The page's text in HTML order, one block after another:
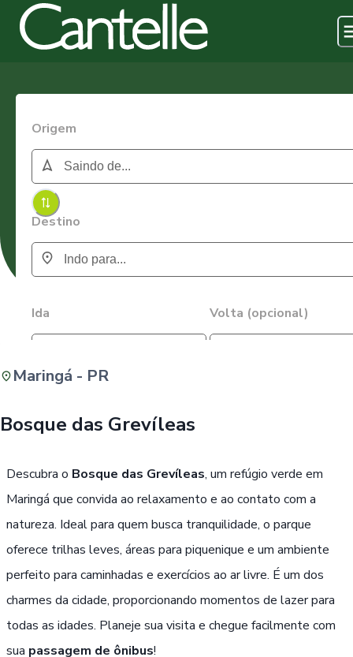
Origem
Destino
Ida Volta (opcional)
Maringá - PR
Bosque das Grevíleas
Descubra o Bosque das Grevíleas, um refúgio verde em
Maringá que convida ao relaxamento e ao contato com a
natureza. Ideal para quem busca tranquilidade, o parque
oferece trilhas leves, áreas para piquenique e um ambiente
perfeito para caminhadas e exercícios ao ar livre. É um dos
charmes da cidade, proporcionando momentos de lazer para
todas as idades. Planeje sua visita e chegue facilmente com
sua passagem de ônibus!